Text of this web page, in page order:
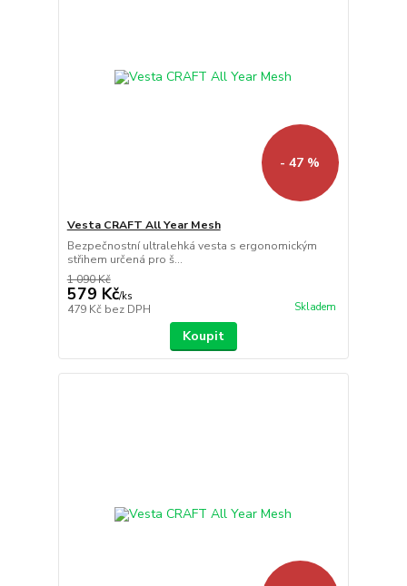
- 47 %
Vesta CRAFT All Year Mesh
Bezpečnostní ultralehká vesta s ergonomickým
střihem určená pro š...
1 090 Kč
579 Kč/ks
479 Kč bez DPH Skladem
Koupit